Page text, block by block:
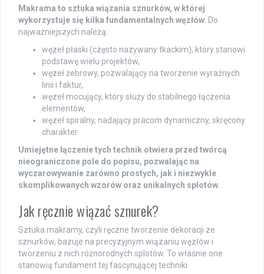
Makrama to sztuka wiązania sznurków, w której
wykorzystuje się kilka fundamentalnych węzłów. Do
najważniejszych należą:
węzeł płaski (często nazywany tkackim), który stanowi
podstawę wielu projektów,
węzeł żebrowy, pozwalający na tworzenie wyraźnych
linii i faktur,
węzeł mocujący, który służy do stabilnego łączenia
elementów,
węzeł spiralny, nadający pracom dynamiczny, skręcony
charakter.
Umiejętne łączenie tych technik otwiera przed twórcą
nieograniczone pole do popisu, pozwalając na
wyczarowywanie zarówno prostych, jak i niezwykle
skomplikowanych wzorów oraz unikalnych splotów.
Jak ręcznie wiązać sznurek?
Sztuka makramy, czyli ręczne tworzenie dekoracji ze
sznurków, bazuje na precyzyjnym wiązaniu węzłów i
tworzeniu z nich różnorodnych splotów. To właśnie one
stanowią fundament tej fascynującej techniki.